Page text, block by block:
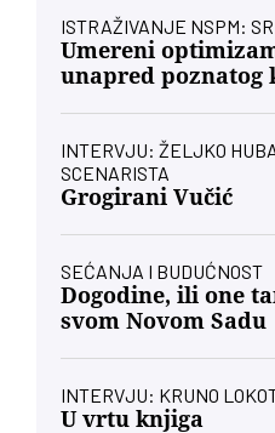
ISTRAŽIVANJE NSPM:
Umereni
unapred poznatog
INTERVJU: ŽELJKO
SCENARISTA
Grogirani Vučić
SEĆANJA I BUDUĆNOST
Dogodine, ili one
svom Novom Sadu
INTERVJU: KRUNO
U vrtu knjiga